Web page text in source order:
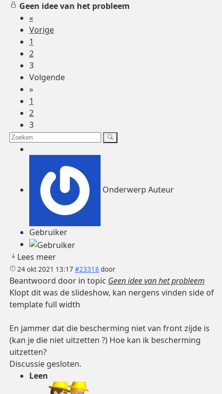
Geen idee van het probleem
«
Vorige
1
2
3
Volgende
»
1
2
3
Onderwerp Auteur
Gebruiker
Lees meer
24 okt 2021 13:17 #23318 door
Beantwoord door in topic Geen idee van het probleem
Klopt dit was de slideshow, kan nergens vinden side of
template full width
En jammer dat die bescherming niet van front zijde is
(kan je die niet uitzetten ?) Hoe kan ik bescherming
uitzetten?
Discussie gesloten.
Leen